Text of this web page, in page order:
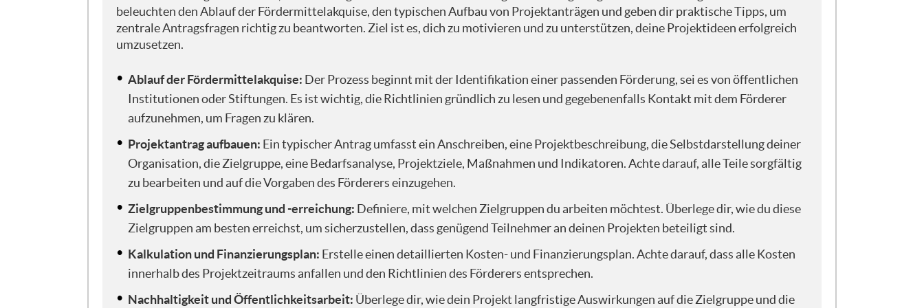
Wenn wir uns also mal anschauen, wie sieht so die Fördermittelkrise, wie so das Vorgehen ganz allgemein aus? Es gibt also eine
Stiftungen sein. Diese Förderinstitution gibt nun Mittel raus. So. Und diese Mittel kann sie dauerhaft rausgeben. Also z.B. die
Lotterien, die ab Mensch da sind. Solange es keinen Antrag gibt, kann man Anträge dauerhaft stellen, solange eben die
Förderprogramme bestehen. Da gibt es keine Fristen. Es gibt aber auch eben Förderinstitutionen, die haben regelmäßige
Antragsfristen. Da kann man einmal oder zweimal Anträge stellen. Das ist z.B. auch beim DSE der Fall. Dann kann es auch sein,
dass es einmalige Calls gibt. Das heißt, dass ein Förderprogramm nur einmalig oder über einen bestimmten Zeitraum
ausgeschrieben wird. Das ist meistens der Fall bei bestimmten Ereignissen. Das können also politische oder gesellschaftliche
Ereignisse sein, auf die man schnell reagieren möchte, oder eben auch Naturkatastrophen. Ihr wisst bestimmt noch, dass wir die
Naturkatastrophe, die Flutkatastrophe im Teil hatten, und da haben halt viele Förderer schnell Gelder zur Verfügung gestellt,
damit die Folgen dieser Flutkatastrophe relativ gut und schnell behoben werden konnten.
Wenn ihr solch eine interessante Förderung für euch findet, dann hat man in der Vergangenheit, vor allem bei größeren
Programmen, natürlich noch Informationsveranstaltungen besucht. Heute gibt es diese auch noch häufig online. Bei größeren
letztendlich, wenn man eine interessante Ausschreibung entdeckt, dann ist es ganz wichtig beim Vorgehen, dass ihr euch erstmal
beleuchten den Ablauf der Fördermittelakquise, den typischen Aufbau von Projektanträgen und geben dir praktische Tipps, um
zentrale Antragsfragen richtig zu beantworten. Ziel ist es, dich zu motivieren und zu unterstützen, deine Projektideen erfolgreich
umzusetzen.
Ablauf der Fördermittelakquise: Der Prozess beginnt mit der Identifikation einer passenden Förderung, sei es von öffentlichen
Institutionen oder Stiftungen. Es ist wichtig, die Richtlinien gründlich zu lesen und gegebenenfalls Kontakt mit dem Förderer
aufzunehmen, um Fragen zu klären.
Projektantrag aufbauen: Ein typischer Antrag umfasst ein Anschreiben, eine Projektbeschreibung, die Selbstdarstellung deiner
Organisation, die Zielgruppe, eine Bedarfsanalyse, Projektziele, Maßnahmen und Indikatoren. Achte darauf, alle Teile sorgfältig
zu bearbeiten und auf die Vorgaben des Förderers einzugehen.
Zielgruppenbestimmung und -erreichung: Definiere, mit welchen Zielgruppen du arbeiten möchtest. Überlege dir, wie du diese
Zielgruppen am besten erreichst, um sicherzustellen, dass genügend Teilnehmer an deinen Projekten beteiligt sind.
Kalkulation und Finanzierungsplan: Erstelle einen detaillierten Kosten- und Finanzierungsplan. Achte darauf, dass alle Kosten
innerhalb des Projektzeitraums anfallen und den Richtlinien des Förderers entsprechen.
Nachhaltigkeit und Öffentlichkeitsarbeit: Überlege dir, wie dein Projekt langfristige Auswirkungen auf die Zielgruppe und die